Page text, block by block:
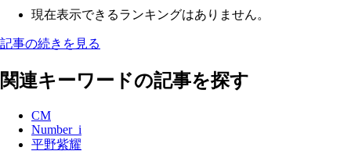
現在表示できるランキングはありません。
記事の続きを見る
関連キーワードの記事を探す
CM
Number_i
平野紫耀